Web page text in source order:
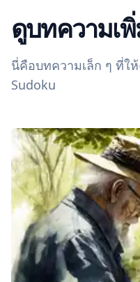
ดูบทความเ
นี่คือบทความเล็ก ๆ ที่ใ
Sudoku